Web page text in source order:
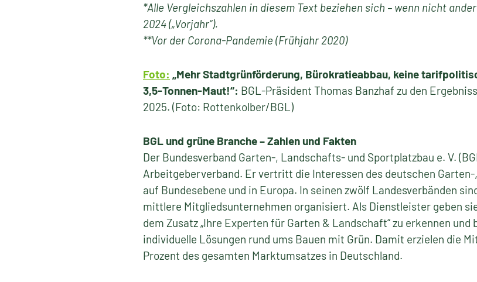
*Alle Vergleichszahlen in diesem Text beziehen sich – wenn nicht
2024 („Vorjahr“).
**Vor der Corona-Pandemie (Frühjahr 2020)
Foto: „Mehr Stadtgrünförderung, Bürokratieabbau, keine
3,5-Tonnen-Maut!“: BGL-Präsident Thomas Banzhaf zu den
2025. (Foto: Rottenkolber/BGL)
BGL und grüne Branche – Zahlen und Fakten
Der Bundesverband Garten-, Landschafts- und Sportplatzbau e. V.
Arbeitgeberverband. Er vertritt die Interessen des deutschen
auf Bundesebene und in Europa. In seinen zwölf Landesverbänden
mittlere Mitgliedsunternehmen organisiert. Als Dienstleister geben
dem Zusatz „Ihre Experten für Garten & Landschaft“ zu erkennen
individuelle Lösungen rund ums Bauen mit Grün. Damit erzielen die
Prozent des gesamten Marktumsatzes in Deutschland.